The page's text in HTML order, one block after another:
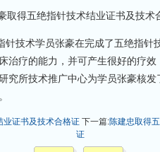
技术学员张豪在完成了五绝指针
治疗的能力，并可产生很好的疗
究所技术推广中心为学员张豪核
业证书及技术合格证 下一篇:陈建忠取得
证